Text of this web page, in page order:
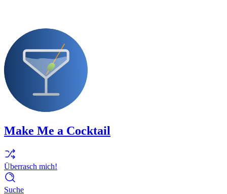
Make Me a Cocktail
Überrasch mich!
Suche